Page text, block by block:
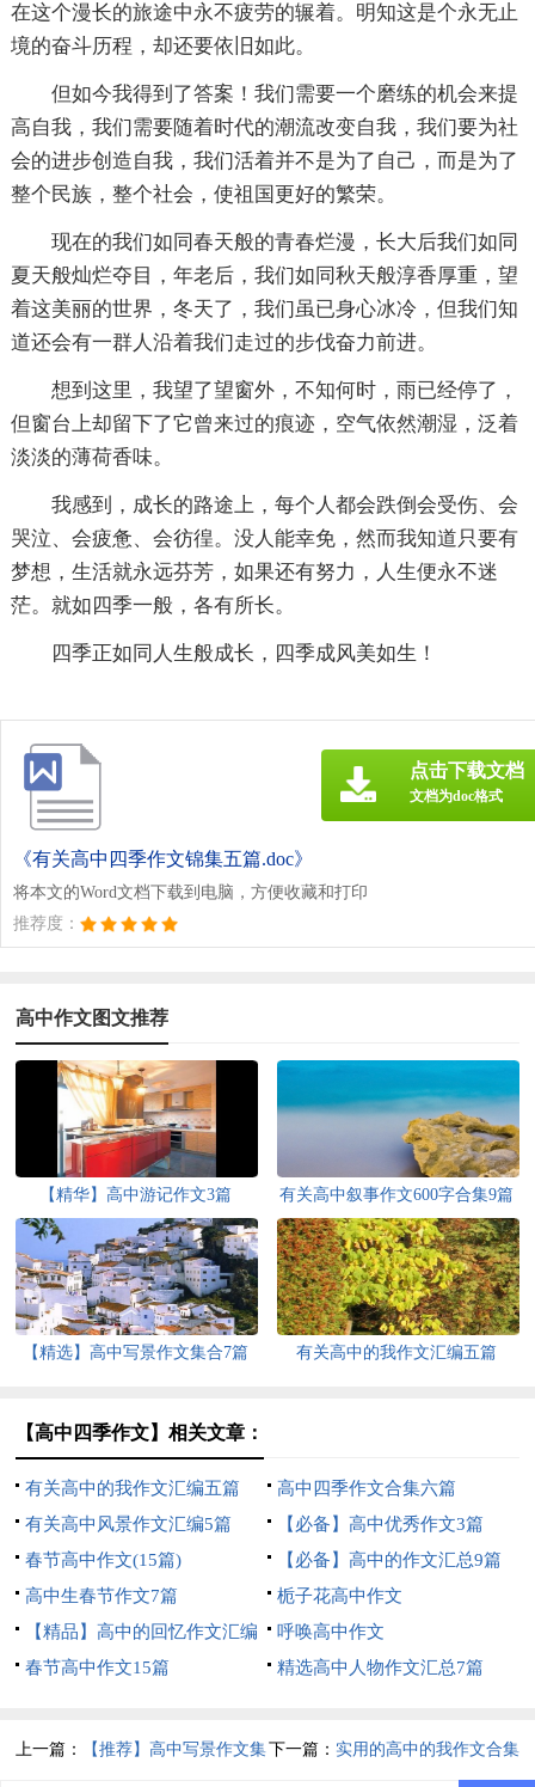
在这个漫长的旅途中永不疲劳的辗着。明知这是个永无止
境的奋斗历程，却还要依旧如此。
但如今我得到了答案！我们需要一个磨练的机会来提
高自我，我们需要随着时代的潮流改变自我，我们要为社
会的进步创造自我，我们活着并不是为了自己，而是为了
整个民族，整个社会，使祖国更好的繁荣。
现在的我们如同春天般的青春烂漫，长大后我们如同
夏天般灿烂夺目，年老后，我们如同秋天般淳香厚重，望
着这美丽的世界，冬天了，我们虽已身心冰冷，但我们知
道还会有一群人沿着我们走过的步伐奋力前进。
想到这里，我望了望窗外，不知何时，雨已经停了，
但窗台上却留下了它曾来过的痕迹，空气依然潮湿，泛着
淡淡的薄荷香味。
我感到，成长的路途上，每个人都会跌倒会受伤、会
哭泣、会疲惫、会彷徨。没人能幸免，然而我知道只要有
梦想，生活就永远芬芳，如果还有努力，人生便永不迷
茫。就如四季一般，各有所长。
四季正如同人生般成长，四季成风美如生！
《有关高中四季作文锦集五篇.doc》
将本文的Word文档下载到电脑，方便收藏和打印
推荐度：
点击下载文档
文档为doc格式
高中作文图文推荐
【精华】高中游记作文3篇 有关高中叙事作文600字合集9篇
【精选】高中写景作文集合7篇 有关高中的我作文汇编五篇
【高中四季作文】相关文章：
有关高中的我作文汇编五篇
高中四季作文合集六篇
有关高中风景作文汇编5篇
【必备】高中优秀作文3篇
春节高中作文(15篇)
【必备】高中的作文汇总9篇
高中生春节作文7篇
栀子花高中作文
【精品】高中的回忆作文汇编
九篇
呼唤高中作文
春节高中作文15篇
精选高中人物作文汇总7篇
上一篇： 【推荐】高中写景作文集下一篇： 实用的高中的我作文合集